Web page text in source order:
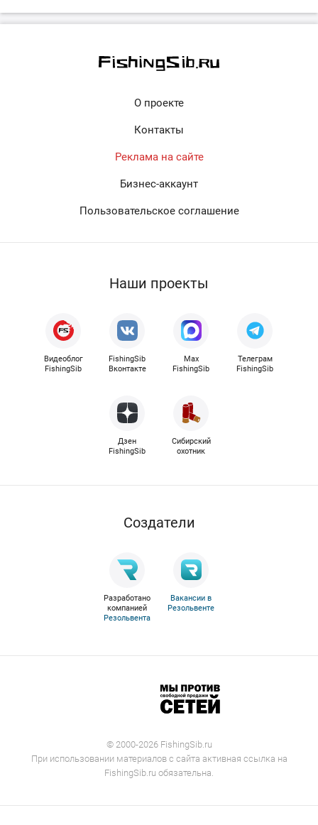
О проекте
Контакты
Реклама на сайте
Бизнес-аккаунт
Пользовательское соглашение
Наши проекты
Видеоблог
FishingSib
FishingSib
Вконтакте
Max
FishingSib
Телеграм
FishingSib
Дзен
FishingSib
Сибирский
охотник
Cоздатели
Разработано
компанией
Резольвента
Вакансии в
Резольвенте
© 2000-2026 FishingSib.ru
При использовании материалов с сайта активная ссылка на
FishingSib.ru обязательна.